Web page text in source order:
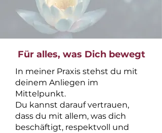
Für alles, was Dich bewegt
In meiner Praxis stehst du mit
deinem Anliegen im
Mittelpunkt.
Du kannst darauf vertrauen,
dass du mit allem, was dich
beschäftigt, respektvoll und